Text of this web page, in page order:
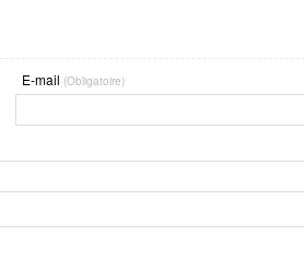
E-mail (Obligatoire)